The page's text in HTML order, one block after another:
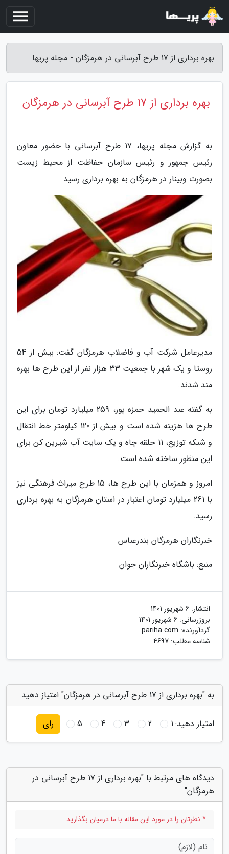
بهره برداری از 17 طرح آبرسانی در هرمزگان - مجله پریها
بهره برداری از 17 طرح آبرسانی در هرمزگان
به گزارش مجله پریها، 17 طرح آبرسانی با حضور معاون
رئیس جمهور و رئیس سازمان حفاظت از محیط زیست
بصورت وبینار در هرمزگان به بهره برداری رسید.
مدیرعامل شرکت آب و فاضلاب هرمزگان گفت: بیش از 54
روستا و یک شهر با جمعیت 33 هزار نفر از این طرح ها بهره
مند شدند.
به گفته عبد الحمید حمزه پور، 259 میلیارد تومان برای این
طرح ها هزینه شده است و بیش از 120 کیلومتر خط انتقال
و شبکه توزیع، 11 حلقه چاه و یک سایت آب شیرین کن برای
این منظور ساخته شده است.
امروز و همزمان با این طرح ها، 15 طرح میراث فرهنگی نیز
با 261 میلیارد تومان اعتبار در استان هرمزگان به بهره برداری
رسید.
خبرنگاران هرمزگان بندرعباس
منبع: باشگاه خبرنگاران جوان
انتشار: 6 شهریور 1401
بروزرسانی: 6 شهریور 1401
گردآورنده: pariha.com
شناسه مطلب: 4697
به "بهره برداری از 17 طرح آبرسانی در هرمزگان" امتیاز دهید
امتیاز دهید:1
2
3
4
5 رای
دیدگاه های مرتبط با "بهره برداری از 17 طرح آبرسانی در
هرمزگان"
* نظرتان را در مورد این مقاله با ما درمیان بگذارید